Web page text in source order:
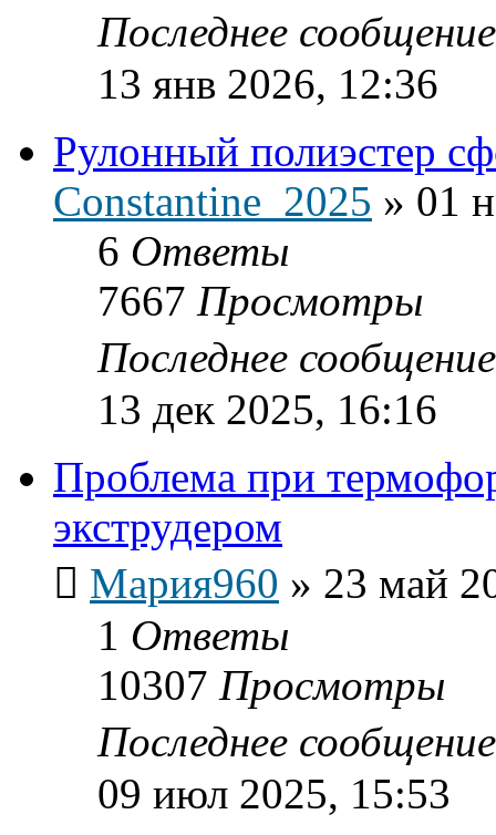
Последнее
13 янв 2026, 12:36
Рулонный полиэстер
Constantine_2025 » 01
6 Ответы
7667 Просмотры
Последнее
13 дек 2025, 16:16
Проблема при
экструдером
Мария960 » 23 май
1 Ответы
10307 Просмотры
Последнее
09 июл 2025, 15:53